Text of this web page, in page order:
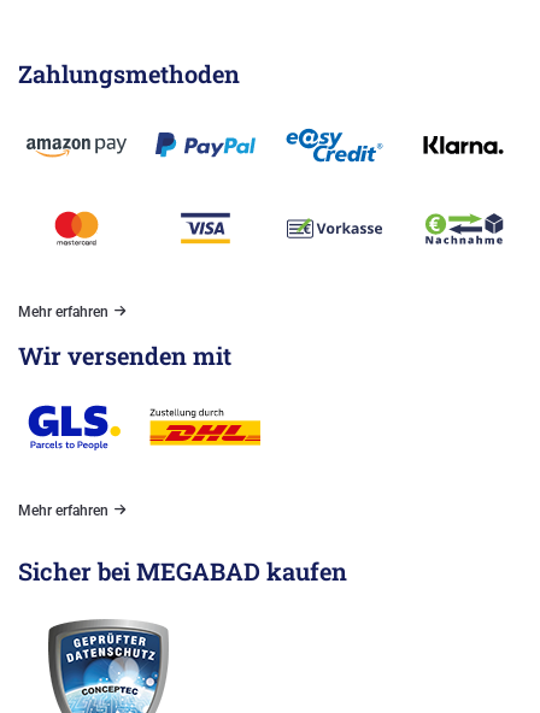
Zahlungsmethoden
Mehr erfahren
Wir versenden mit
Mehr erfahren
Sicher bei MEGABAD kaufen